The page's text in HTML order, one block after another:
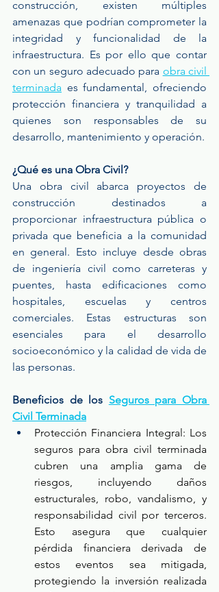
construcción, existen múltiples
amenazas que podrían comprometer la
integridad y funcionalidad de la
infraestructura. Es por ello que contar
con un seguro adecuado para obra civil
terminada es fundamental, ofreciendo
protección financiera y tranquilidad a
quienes son responsables de su
desarrollo, mantenimiento y operación.
¿Qué es una Obra Civil?
Una obra civil abarca proyectos de
construcción destinados a
proporcionar infraestructura pública o
privada que beneficia a la comunidad
en general. Esto incluye desde obras
de ingeniería civil como carreteras y
puentes, hasta edificaciones como
hospitales, escuelas y centros
comerciales. Estas estructuras son
esenciales para el desarrollo
socioeconómico y la calidad de vida de
las personas.
Beneficios de los Seguros para Obra
Civil Terminada
Protección Financiera Integral: Los
seguros para obra civil terminada
cubren una amplia gama de
riesgos, incluyendo daños
estructurales, robo, vandalismo, y
responsabilidad civil por terceros.
Esto asegura que cualquier
pérdida financiera derivada de
estos eventos sea mitigada,
protegiendo la inversión realizada